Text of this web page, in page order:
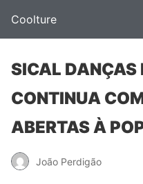
Coolture
SICAL DANÇAS
CONTINUA
ABERTAS À
João Perdigão